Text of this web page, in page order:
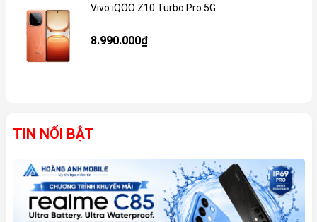
Vivo iQOO Z10 Turbo Pro 5G
8.990.000₫
TIN NỔI BẬT